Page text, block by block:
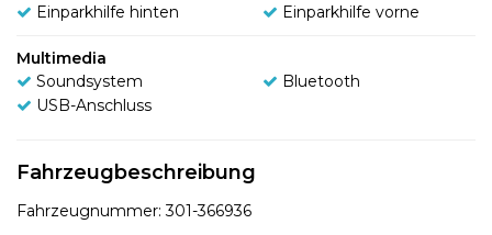
Einparkhilfe hinten
Einparkhilfe vorne
Multimedia
Soundsystem
Bluetooth
USB-Anschluss
Fahrzeugbeschreibung
Fahrzeugnummer: 301-366936